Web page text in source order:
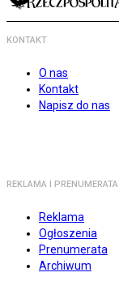
KONTAKT
O nas
Kontakt
Napisz do nas
REKLAMA I PRENUMERATA
Reklama
Ogłoszenia
Prenumerata
Archiwum